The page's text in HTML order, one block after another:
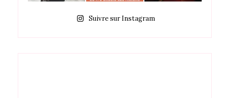
Suivre sur Instagram